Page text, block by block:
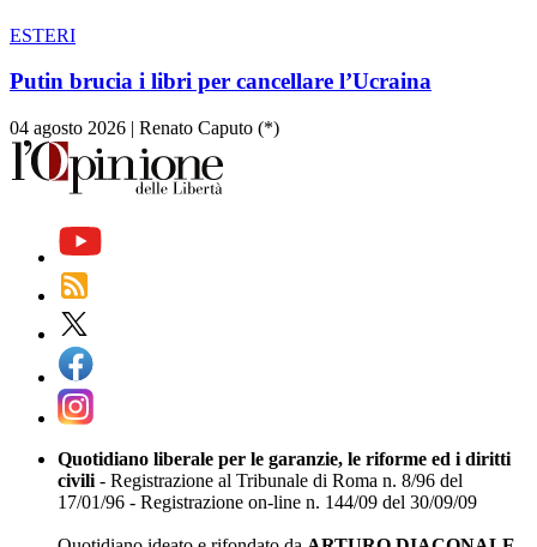
ESTERI
Putin brucia i libri per cancellare l’Ucraina
04 agosto 2026 | Renato Caputo (*)
Quotidiano liberale per le garanzie, le riforme ed i diritti
civili - Registrazione al Tribunale di Roma n. 8/96 del
17/01/96 - Registrazione on-line n. 144/09 del 30/09/09